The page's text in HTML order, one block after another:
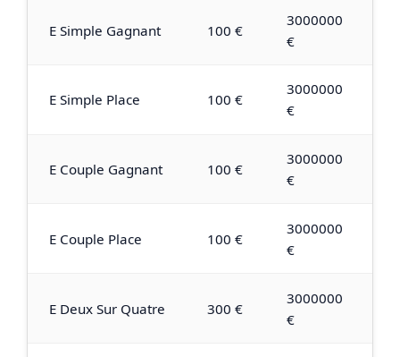
E Simple Gagnant 100 €
3000000
€
E Simple Place 100 €
3000000
€
E Couple Gagnant 100 €
3000000
€
E Couple Place 100 €
3000000
€
E Deux Sur Quatre 300 €
3000000
€